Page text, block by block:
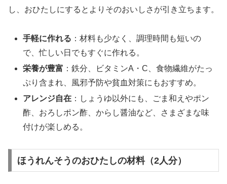
し、おひたしにするとよりそのおいしさが引き立ちます。
手軽に作れる ：材料も少なく、調理時間も短いの
で、忙しい日でもすぐに作れる。
栄養が豊富 ：鉄分、ビタミンA・C、食物繊維がたっ
ぷり含まれ、風邪予防や貧血対策にもおすすめ。
アレンジ自在 ：しょうゆ以外にも、ごま和えやポン
酢、おろしポン酢、からし醤油など、さまざまな味
付けが楽しめる。
ほうれんそうのおひたしの材料（2人分）